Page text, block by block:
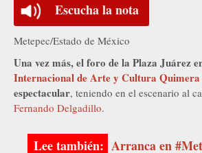
Escucha la nota
Metepec/Estado de México
Una vez más, el foro de la Plaza Juárez
Internacional de Arte y Cultura Quimera
espectacular, teniendo en el escenario al
Fernando Delgadillo.
Arranca en